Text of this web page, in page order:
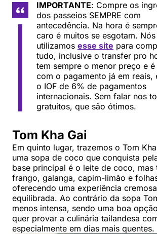
IMPORTANTE: Compre os
dos passeios SEMPRE com
antecedência. Na hora é
caro é muitos se esgotam.
utilizamos esse site para
tudo, inclusive o transfer pro
tem sempre o menor preço e
com o pagamento já em reais,
o IOF de 6% de pagamentos
internacionais. Sem falar nos
gratuitos, que são ótimos.
Tom Kha Gai
Em quinto lugar, trazemos o Tom
uma sopa de coco que conquista
base principal é o leite de coco, mas
frango, galanga, capim-limão e
oferecendo uma experiência
equilibrada. Ao contrário da sopa
menos intensa, sendo uma boa
quer provar a culinária tailandesa
especialmente em dias mais quentes.